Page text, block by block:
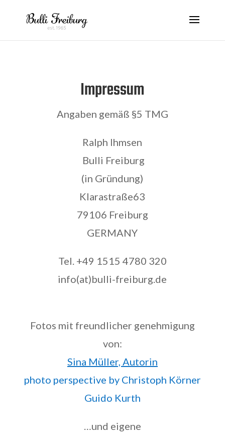
Impressum
Angaben gemäß §5 TMG
Ralph Ihmsen
Bulli Freiburg
(in Gründung)
Klarastraße63
79106 Freiburg
GERMANY
Tel. +49 1515 4780 320
info(at)bulli-freiburg.de
Fotos mit freundlicher genehmigung
von:
Sina Müller, Autorin
photo perspective by Christoph Körner
Guido Kurth
…und eigene